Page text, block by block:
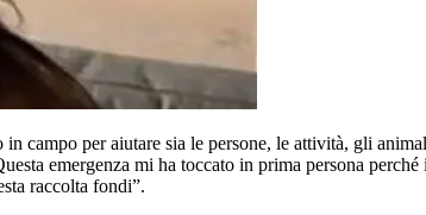
campo per aiutare sia le persone, le attività, gli
emergenza mi ha toccato in prima persona
raccolta fondi”.